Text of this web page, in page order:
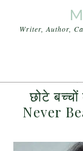
Writer, Author,
छोटे बच्चों
Never